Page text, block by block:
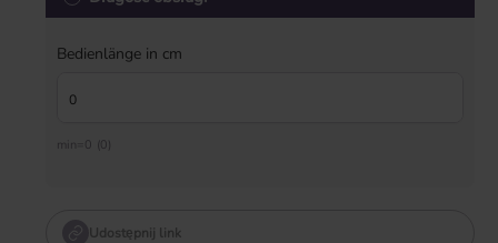
Bedienlänge in cm
min=0 (0)
Udostępnij link